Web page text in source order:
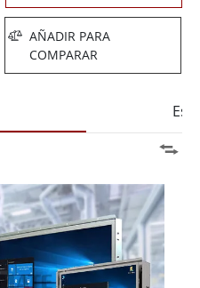
AÑADIR PARA
COMPARAR